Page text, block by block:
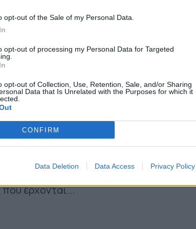
opt-out of the Sale of my Personal Data.
opt-out of processing my Personal Data for Targeted
opt-out of Collection, Use, Retention, Sale, and/or Sharing
Data that Is Unrelated with the Purposes for which it
CONFIRM
Data Deletion Data Access Privacy Policy
αν και ήταν η χειρότερη από κάθε άλλη
ένα δεκάλεπτο κρεσέντο με
στη σκηνή, για να χορέψουν και να
αλλά σαφώς υπολογισμένο. Γιατί το
αν είχε προηγηθεί μια «άλλη»
με τις αισθήσεις του κοινού.
έρχονται...